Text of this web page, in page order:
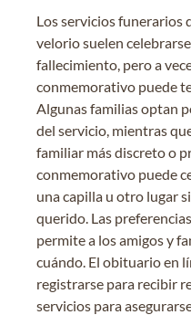
Los servicios funerarios
velorio suelen
fallecimiento, pero a
conmemorativo puede
Algunas familias optan
del servicio, mientras
familiar más discreto o
conmemorativo puede
una capilla u otro lugar
querido. Las
permite a los amigos y
cuándo. El obituario en
registrarse para recibir
servicios para